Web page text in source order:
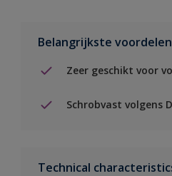
Belangrijkste voordelen
Zeer geschikt voor
Schrobvast volgens
Technical